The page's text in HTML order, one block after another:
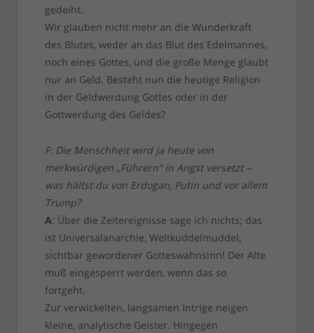
gedeiht.
Wir glauben nicht mehr an die Wunderkraft
des Blutes, weder an das Blut des Edelmannes,
noch eines Gottes, und die große Menge glaubt
nur an Geld. Besteht nun die heutige Religion
in der Geldwerdung Gottes oder in der
Gottwerdung des Geldes?
F: Die Menschheit wird ja heute von
merkwürdigen „Führern“ in Angst versetzt –
was hältst du von Erdogan, Putin und vor allem
Trump?
A: Über die Zeitereignisse sage ich nichts; das
ist Universalanarchie, Weltkuddelmuddel,
sichtbar gewordener Gotteswahnsinn! Der Alte
muß eingesperrt werden, wenn das so
fortgeht.
Zur verwickelten, langsamen Intrige neigen
kleine, analytische Geister. Hingegen